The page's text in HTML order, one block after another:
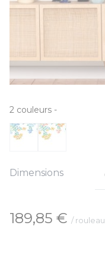
2 couleurs -
Dimensions
À partir de:
189,85 € / rouleau